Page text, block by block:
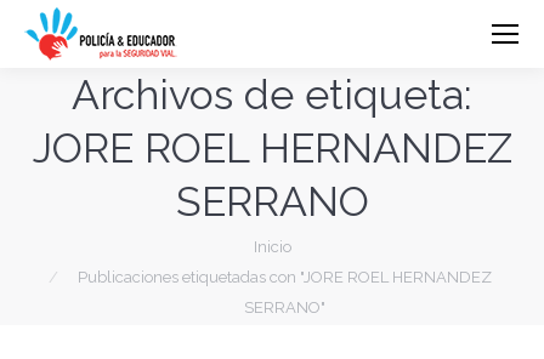
Archivos de etiqueta:
JORE ROEL HERNANDEZ
SERRANO
Inicio
Publicaciones etiquetadas con "JORE ROEL HERNANDEZ
SERRANO"